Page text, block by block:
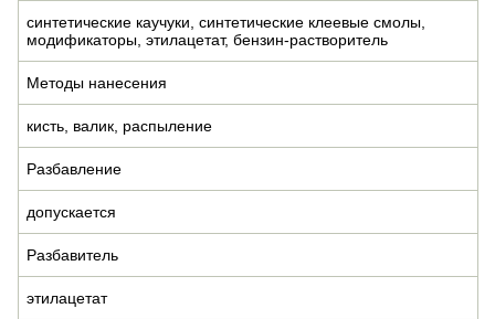
синтетические каучуки, синтетические клеевые смолы,
модификаторы, этилацетат, бензин-растворитель
Методы нанесения
кисть, валик, распыление
Разбавление
допускается
Разбавитель
этилацетат